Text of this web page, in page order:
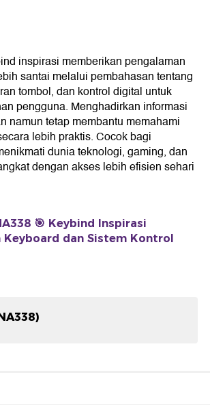
inspirasi memberikan pengalaman
santai melalui pembahasan tentang
tombol, dan kontrol digital untuk
pengguna. Menghadirkan informasi
namun tetap membantu memahami
lebih praktis. Cocok bagi
dunia teknologi, gaming, dan
dengan akses lebih efisien sehari
🎯 Keybind Inspirasi
Keyboard dan Sistem Kontrol